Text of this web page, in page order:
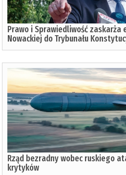
Prawo i Sprawiedliwość zaskarża
Nowackiej do Trybunału
Rząd bezradny wobec ruskiego
krytyków